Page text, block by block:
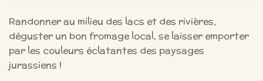
Randonner au milieu des lacs et des rivières,
déguster un bon fromage local, se laisser emporter
par les couleurs éclatantes des paysages
jurassiens !